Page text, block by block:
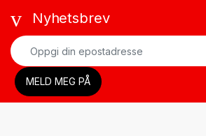
Nyhetsbrev